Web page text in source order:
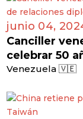
junio 04,
Canciller
celebrar 50
Venezuela 🇻🇪